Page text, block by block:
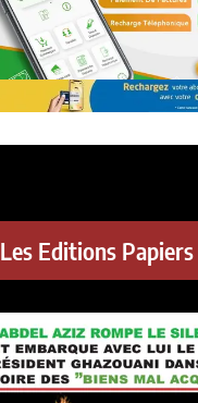
Les Editions Papiers